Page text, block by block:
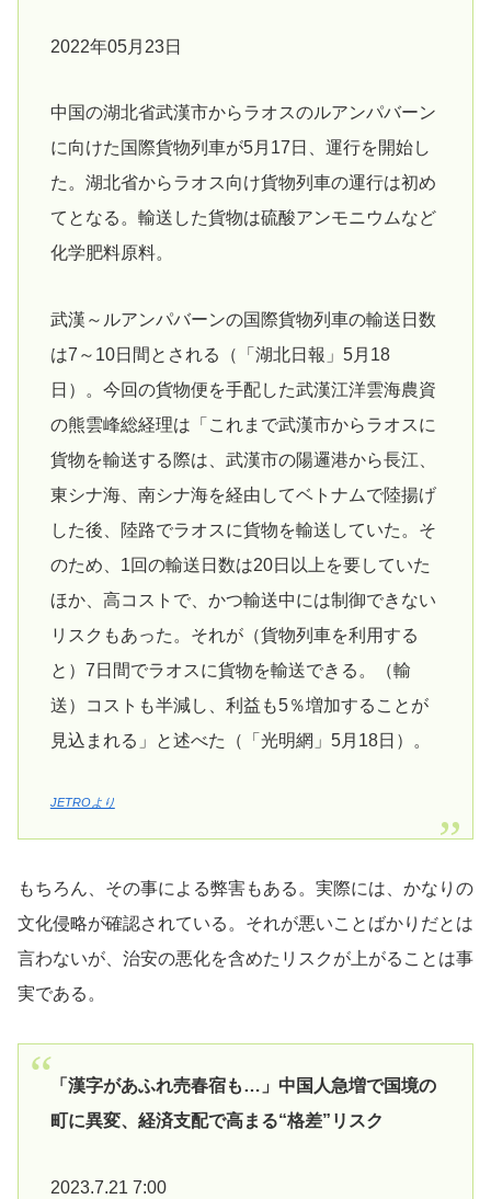
2022年05月23日
中国の湖北省武漢市からラオスのルアンパバーン
に向けた国際貨物列車が5月17日、運行を開始し
た。湖北省からラオス向け貨物列車の運行は初め
てとなる。輸送した貨物は硫酸アンモニウムなど
化学肥料原料。
武漢～ルアンパバーンの国際貨物列車の輸送日数
は7～10日間とされる（「湖北日報」5月18
日）。今回の貨物便を手配した武漢江洋雲海農資
の熊雲峰総経理は「これまで武漢市からラオスに
貨物を輸送する際は、武漢市の陽邏港から長江、
東シナ海、南シナ海を経由してベトナムで陸揚げ
した後、陸路でラオスに貨物を輸送していた。そ
のため、1回の輸送日数は20日以上を要していた
ほか、高コストで、かつ輸送中には制御できない
リスクもあった。それが（貨物列車を利用する
と）7日間でラオスに貨物を輸送できる。（輸
送）コストも半減し、利益も5％増加することが
見込まれる」と述べた（「光明網」5月18日）。
JETROより
もちろん、その事による弊害もある。実際には、かなりの
文化侵略が確認されている。それが悪いことばかりだとは
言わないが、治安の悪化を含めたリスクが上がることは事
実である。
「漢字があふれ売春宿も…」中国人急増で国境の
町に異変、経済支配で高まる“格差”リスク
2023.7.21 7:00